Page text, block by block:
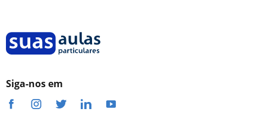
Siga-nos em